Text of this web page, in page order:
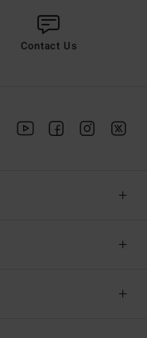
Contact Us